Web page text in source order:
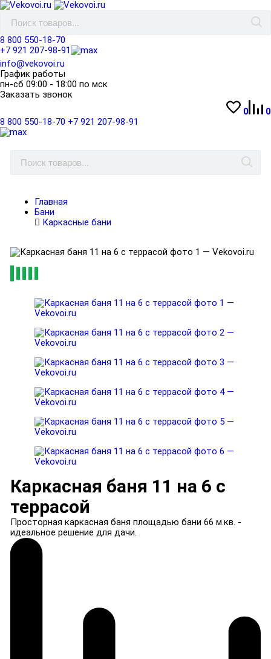
8 800 550-18-70
+7 921 207-98-91
info@vekovoi.ru
График работы
пн-сб 09:00 - 18:00 по мск
Заказать звонок
0
0
8 800 550-18-70 +7 921 207-98-91
Главная
Бани
Каркасные бани
Каркасная баня 11 на 6 с
террасой
Просторная каркасная баня площадью бани 66 м.кв. -
идеальное решение для дачи.